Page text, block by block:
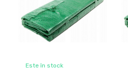
Este în stock